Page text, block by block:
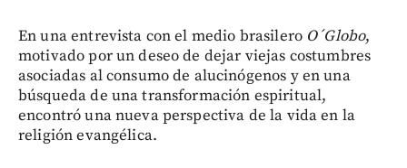
En una entrevista con el medio brasilero O´Globo,
motivado por un deseo de dejar viejas costumbres
asociadas al consumo de alucinógenos y en una
búsqueda de una transformación espiritual,
encontró una nueva perspectiva de la vida en la
religión evangélica.